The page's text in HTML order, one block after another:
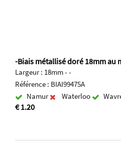
-Biais métallisé doré 18mm au
Largeur : 18mm - -
Référence : BIAI99475A
Namur
Waterloo
€ 1.20